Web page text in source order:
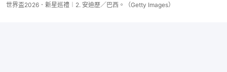
世界盃2026．新星巡禮︱2. 安迪歷／巴西。（Getty Images）